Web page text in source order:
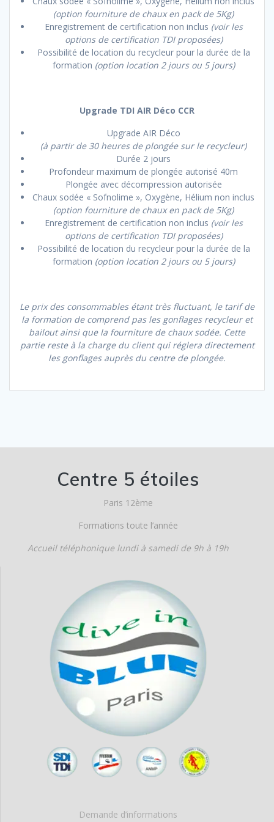
(option fourniture de chaux en pack de 5Kg)
Enregistrement de certification non inclus (voir les
options de certification TDI proposées)
Possibilité de location du recycleur pour la durée de la
formation (option location 2 jours ou 5 jours)
Upgrade TDI AIR Déco CCR
Upgrade AIR Déco
(à partir de 30 heures de plongée sur le recycleur)
Durée 2 jours
Profondeur maximum de plongée autorisé 40m
Plongée avec décompression autorisée
Chaux sodée « Sofnolime », Oxygène, Hélium non inclus
(option fourniture de chaux en pack de 5Kg)
Enregistrement de certification non inclus (voir les
options de certification TDI proposées)
Possibilité de location du recycleur pour la durée de la
formation (option location 2 jours ou 5 jours)
Le prix des consommables étant très fluctuant, le tarif de
la formation de comprend pas les gonflages recycleur et
bailout ainsi que la fourniture de chaux sodée. Cette
partie reste à la charge du client qui réglera directement
les gonflages auprès du centre de plongée.
Centre 5 étoiles
Paris 12ème
Formations toute l’année
Accueil téléphonique lundi à samedi de 9h à 19h
Demande d’informations